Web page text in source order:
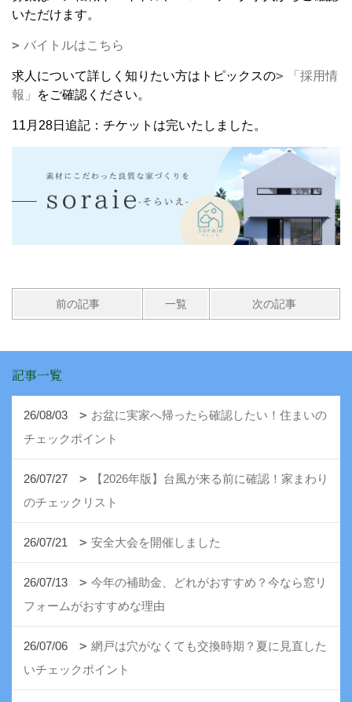
いただけます。
バイトルはこちら
求人について詳しく知りたい方はトピックスの
「採用情
報」
をご確認ください。
11月28日追記：チケットは完いたしました。
前の記事 一覧 次の記事
記事一覧
26/08/03
お盆に実家へ帰ったら確認したい！住まいの
チェックポイント
26/07/27
【2026年版】台風が来る前に確認！家まわり
のチェックリスト
26/07/21 安全大会を開催しました
26/07/13
今年の補助金、どれがおすすめ？今なら窓リ
フォームがおすすめな理由
26/07/06
網戸は穴がなくても交換時期？夏に見直した
いチェックポイント